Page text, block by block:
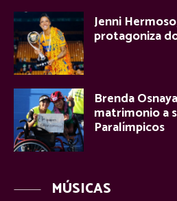
Jenni
protagoniza
Brenda
matrimonio a
Paralímpicos
MÚSICAS